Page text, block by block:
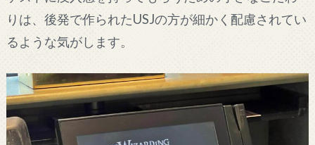
りは、後発で作られたUSJの方が細かく配慮されてい
るような気がします。